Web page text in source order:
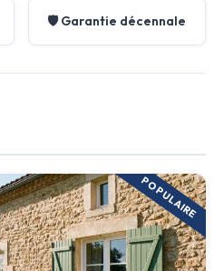
🛡️ Garantie décennale
POPULAIRE